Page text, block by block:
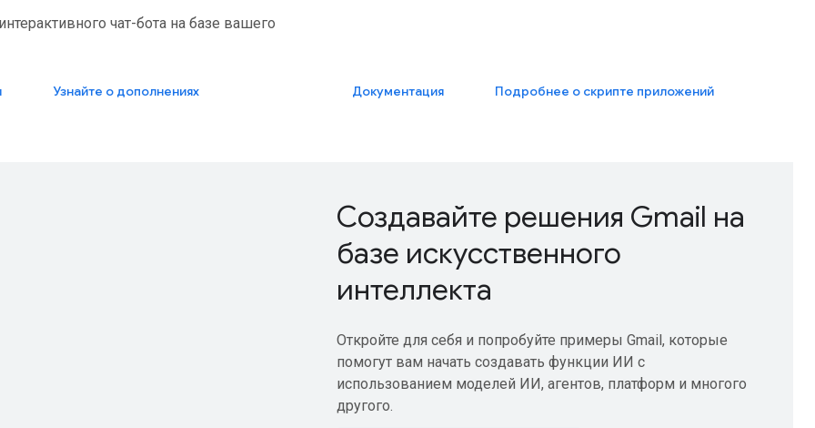
интерактивного чат-бота на базе вашего
Узнайте о дополнениях Документация Подробнее о скрипте приложений
Создавайте решения Gmail на
базе искусственного
интеллекта
Откройте для себя и попробуйте примеры Gmail, которые
помогут вам начать создавать функции ИИ с
использованием моделей ИИ, агентов, платформ и многого
другого.